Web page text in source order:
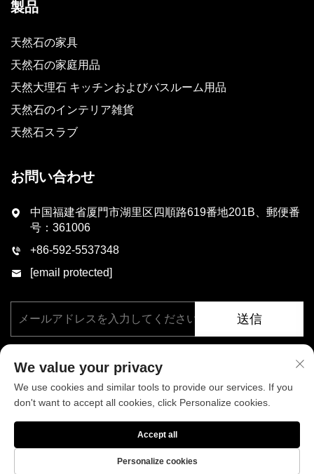
製品
天然石の家具
天然石の家庭用品
天然大理石 キッチンおよびバスルーム用品
天然石のインテリア雑貨
天然石スラブ
お問い合わせ
中国福建省厦門市湖里区四順路619番地201B、郵便番
号：361006
+86-592-5537348
[email protected]
送信
著作権 © 厦門フェニックス工業有限公司、すべての権利を保有。
当社について
ニュース お問い合わせ
We value your privacy
We use cookies and similar tools to provide our services. If you
don't want to accept all cookies, click Personalize cookies.
Personalize cookies
Accept all